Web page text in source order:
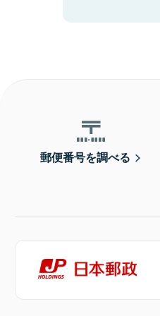
郵便番号を調べる